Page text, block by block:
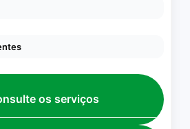
em cadeira de rodas
em cadeira de rodas
visitando Curitiba. Que
de caridade grandiosa.
os serviços